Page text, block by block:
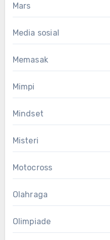
Mars
Media sosial
Memasak
Mimpi
Mindset
Misteri
Motocross
Olahraga
Olimpiade